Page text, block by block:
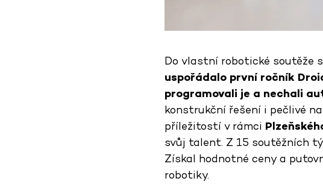
Do vlastní robotické soutěže
uspořádalo první ročník
programovali je a nechali
konstrukční řešení i pečlivé
příležitostí v rámci
svůj talent. Z 15 soutěžních
Získal hodnotné ceny a
robotiky.